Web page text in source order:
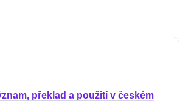
překlad a použití v českém